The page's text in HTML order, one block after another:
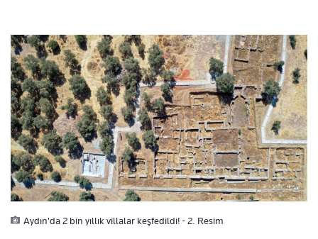
Aydın'da 2 bin yıllık villalar keşfedildi! - 2. Resim